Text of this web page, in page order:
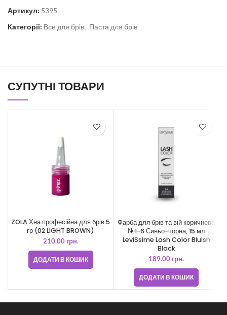
Артикул: 5395
Категорії: Все для брів, Паста для брів
СУПУТНІ ТОВАРИ
ZOLA Хна професійна для брів 5
гр (02 LIGHT BROWN)
210.00 грн.
ДОДАТИ В КОШИК
Фарба для брів та вій коричнева
№1-6 Синьо-чорна, 15 мл
LeviSsime Lash Color Bluish
Black
189.00 грн.
ДОДАТИ В КОШИК